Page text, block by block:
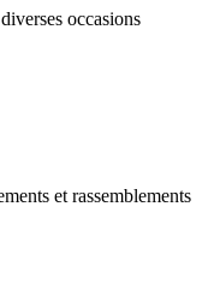
occasions
et rassemblements